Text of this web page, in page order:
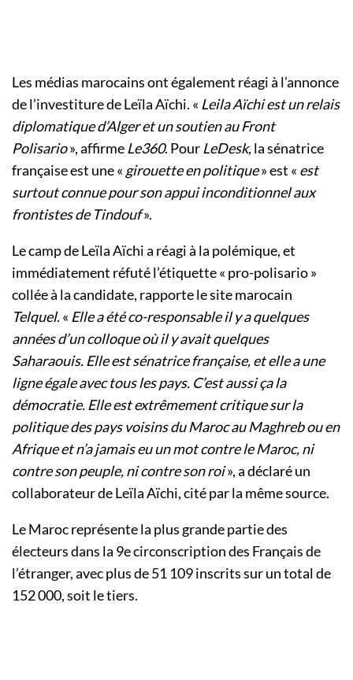
Les médias marocains ont également réagi à l’annonce
de l’investiture de Leïla Aïchi. « Leila Aïchi est un relais
diplomatique d’Alger et un soutien au Front
Polisario», affirme Le360. Pour LeDesk, la sénatrice
française est une « girouette en politique» est « est
surtout connue pour son appui inconditionnel aux
frontistes de Tindouf».
Le camp de Leïla Aïchi a réagi à la polémique, et
immédiatement réfuté l’étiquette « pro-polisario »
collée à la candidate, rapporte le site marocain
Telquel. « Elle a été co-responsable il y a quelques
années d’un colloque où il y avait quelques
Saharaouis. Elle est sénatrice française, et elle a une
ligne égale avec tous les pays. C’est aussi ça la
démocratie. Elle est extrêmement critique sur la
politique des pays voisins du Maroc au Maghreb ou en
Afrique et n’a jamais eu un mot contre le Maroc, ni
contre son peuple, ni contre son roi», a déclaré un
collaborateur de Leïla Aïchi, cité par la même source.
Le Maroc représente la plus grande partie des
électeurs dans la 9e circonscription des Français de
l’étranger, avec plus de 51 109 inscrits sur un total de
152 000, soit le tiers.